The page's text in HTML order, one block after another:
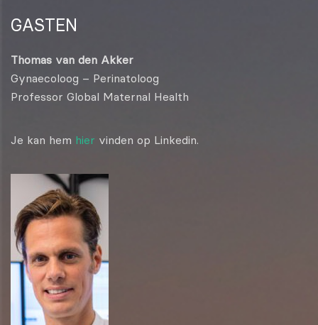
GASTEN
Thomas van den Akker
Gynaecoloog – Perinatoloog
Professor Global Maternal Health
Je kan hem hier vinden op Linkedin.